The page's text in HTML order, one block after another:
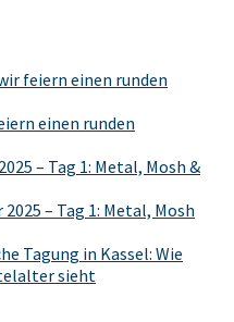
feiern einen runden
einen runden
– Tag 1: Metal, Mosh &
– Tag 1: Metal, Mosh
Tagung in Kassel: Wie
sieht